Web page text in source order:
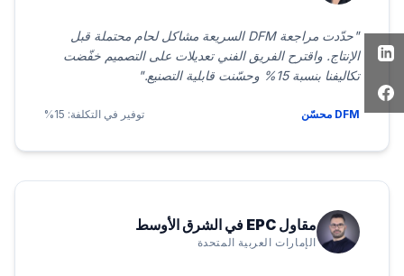
"حدّدت مراجعة DFM السريعة مشاكل لحام محتملة قبل
الإنتاج. واقترح الفريق الفني تعديلات على التصميم خفّضت
تكاليفنا بنسبة 15% وحسّنت قابلية التصنيع."
DFM محسّن توفير في التكلفة: 15%
مقاول EPC في الشرق الأوسط
الإمارات العربية المتحدة